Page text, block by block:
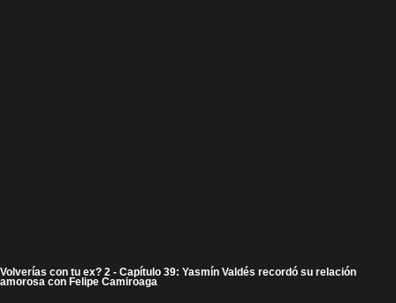
Volverías con tu ex? 2 - Capítulo 39: Yasmín Valdés recordó su relación
amorosa con Felipe Camiroaga